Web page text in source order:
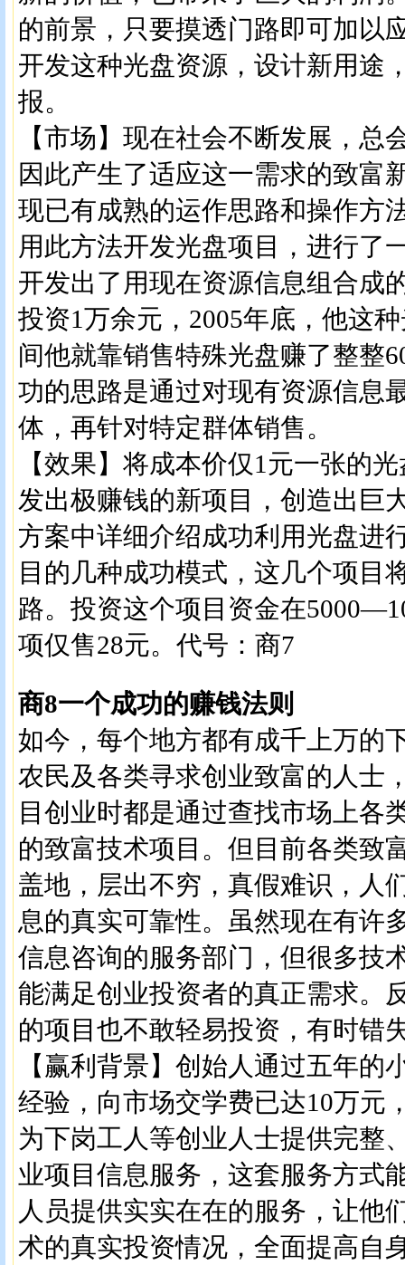
的前景，只要摸透门路即可加以
开发这种光盘资源，设计新用途
报。
【市场】现在社会不断发展，总
因此产生了适应这一需求的致富
现已有成熟的运作思路和操作方
用此方法开发光盘项目，进行了
开发出了用现在资源信息组合成
投资1万余元，2005年底，他这
间他就靠销售特殊光盘赚了整整
功的思路是通过对现有资源信息
体，再针对特定群体销售。
【效果】将成本价仅1元一张的
发出极赚钱的新项目，创造出巨
方案中详细介绍成功利用光盘进
目的几种成功模式，这几个项目
路。投资这个项目资金在
项仅售28元。代号：商7
商8一个成功的赚钱法则
如今，每个地方都有成千上万的
农民及各类寻求创业致富的人士
目创业时都是通过查找市场上各
的致富技术项目。但目前各类致
盖地，层出不穷，真假难识，人
息的真实可靠性。虽然现在有许
信息咨询的服务部门，但很多技
能满足创业投资者的真正需求。
的项目也不敢轻易投资，有时错
【赢利背景】创始人通过五年的
经验，向市场交学费已达10万元
为下岗工人等创业人士提供完整
业项目信息服务，这套服务方式
人员提供实实在在的服务，让他
术的真实投资情况，全面提高自